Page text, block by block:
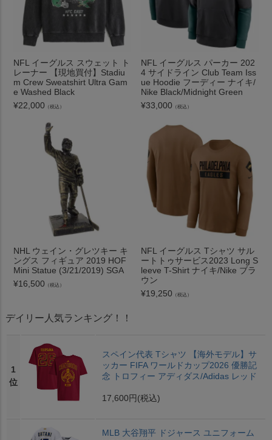
NFL イーグルス スウェット ト
レーナー 【現地買付】Stadiu
m Crew Sweatshirt Ultra Gam
e Washed Black
¥22,000 （税込）
NFL イーグルス パーカー 202
4 サイドライン Club Team Iss
ue Hoodie フーディー ナイキ/
Nike Black/Midnight Green
¥33,000 （税込）
NHL ウェイン・グレツキー キ
ングス フィギュア 2019 HOF
Mini Statue (3/21/2019) SGA
¥16,500 （税込）
NFL イーグルス Tシャツ サル
ートトゥサービス2023 Long S
leeve T-Shirt ナイキ/Nike ブラ
ウン
¥19,250 （税込）
デイリー人気ランキング！！
1
位
スペイン代表 Tシャツ 【海外モデル】サ
ッカー FIFA ワールドカップ2026 優勝記
念 トロフィー アディダス/Adidas レッド
17,600円 (税込)
MLB 大谷翔平 ドジャース ユニフォーム